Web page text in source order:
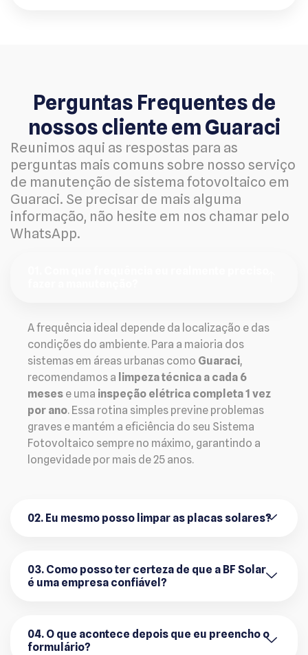
Perguntas Frequentes de
nossos cliente em Guaraci
Reunimos aqui as respostas para as
perguntas mais comuns sobre nosso serviço
de manutenção de sistema fotovoltaico em
Guaraci. Se precisar de mais alguma
informação, não hesite em nos chamar pelo
WhatsApp.
A frequência ideal depende da localização e das
condições do ambiente. Para a maioria dos
sistemas em áreas urbanas como Guaraci,
recomendamos a limpeza técnica a cada 6
meses e uma inspeção elétrica completa 1 vez
por ano. Essa rotina simples previne problemas
graves e mantém a eficiência do seu Sistema
Fotovoltaico sempre no máximo, garantindo a
longevidade por mais de 25 anos.
02. Eu mesmo posso limpar as placas solares?
03. Como posso ter certeza de que a BF Solar
é uma empresa confiável?
04. O que acontece depois que eu preencho o
formulário?